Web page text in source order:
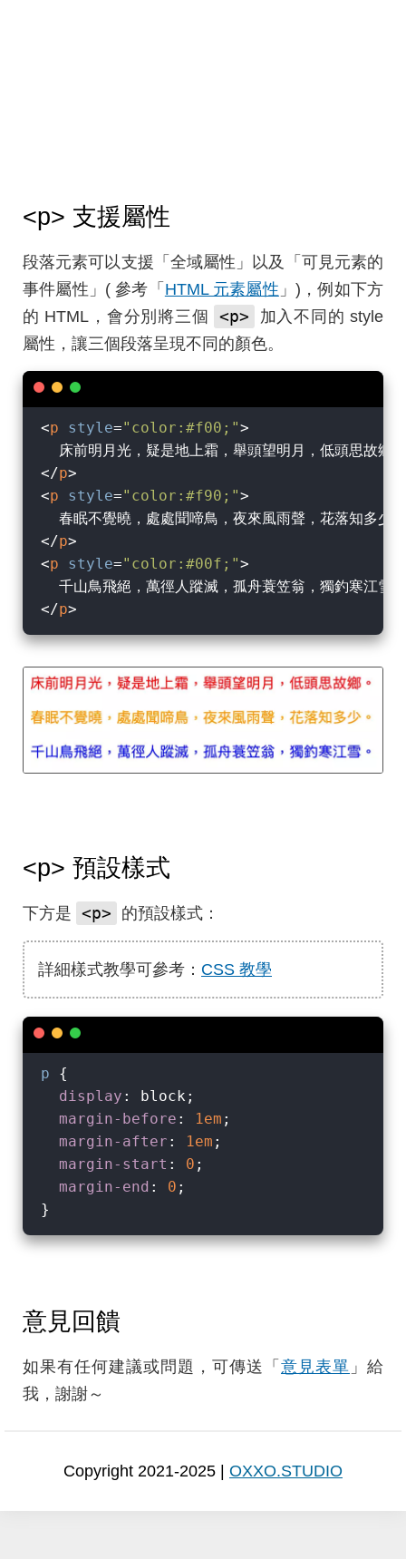
<p> 支援屬性
段落元素可以支援「全域屬性」以及「可見元素的
事件屬性」( 參考「 HTML 元素屬性 」)，例如下方
的 HTML，會分別將三個
<p>
加入不同的 style
屬性，讓三個段落呈現不同的顏色。
<p style="color:#f00;">
</p>
<p style="color:#f90;">
</p>
<p style="color:#00f;">
</p>
<p> 預設樣式
下方是 <p> 的預設樣式：
詳細樣式教學可參考： CSS 教學
p {
display : block;
margin-before : 1em ;
margin-after : 1em ;
margin-start : 0 ;
margin-end : 0 ;
意見回饋
如果有任何建議或問題，可傳送「 意見表單 」給
我，謝謝～
Copyright 2021-2025 | OXXO.STUDIO